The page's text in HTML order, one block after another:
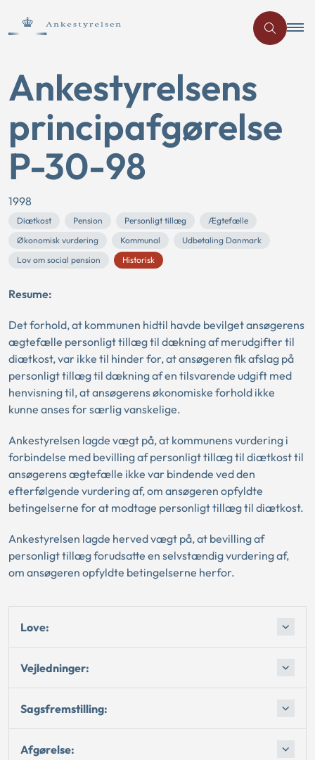
Ankestyrelsens
principafgørelse
P-30-98
1998
Diætkost Pension Personligt tillæg
Ægtefælle
Økonomisk vurdering
Kommunal
Udbetaling Danmark
Lov om social pension
Historisk
Resume:
Det forhold, at kommunen hidtil havde bevilget ansøgerens
ægtefælle personligt tillæg til dækning af merudgifter til
diætkost, var ikke til hinder for, at ansøgeren fik afslag på
personligt tillæg til dækning af en tilsvarende udgift med
henvisning til, at ansøgerens økonomiske forhold ikke
kunne anses for særlig vanskelige.
Ankestyrelsen lagde vægt på, at kommunens vurdering i
forbindelse med bevilling af personligt tillæg til diætkost til
ansøgerens ægtefælle ikke var bindende ved den
efterfølgende vurdering af, om ansøgeren opfyldte
betingelserne for at modtage personligt tillæg til diætkost.
Ankestyrelsen lagde herved vægt på, at bevilling af
personligt tillæg forudsatte en selvstændig vurdering af,
om ansøgeren opfyldte betingelserne herfor.
Love:
Vejledninger:
Sagsfremstilling:
Afgørelse: